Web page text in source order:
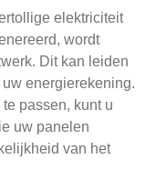
elektriciteit
wordt
Dit kan leiden
energierekening.
passen, kunt u
uw panelen
van het